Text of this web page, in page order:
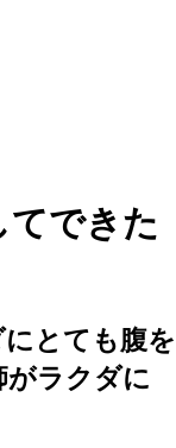
できた
とても腹を
ラクダに